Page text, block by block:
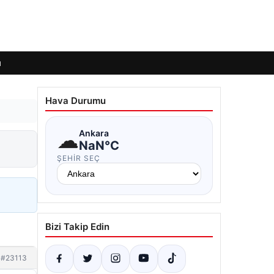
#23113
Hava Durumu
☁Ankara
NaN°C
ŞEHIR SEÇ
Bizi Takip Edin